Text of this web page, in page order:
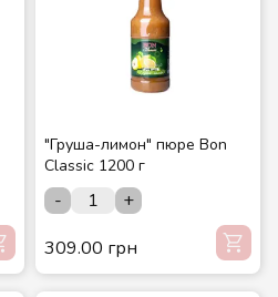
"Груша-лимон" пюре Bon
Classic 1200 г
-
+
309.00 грн